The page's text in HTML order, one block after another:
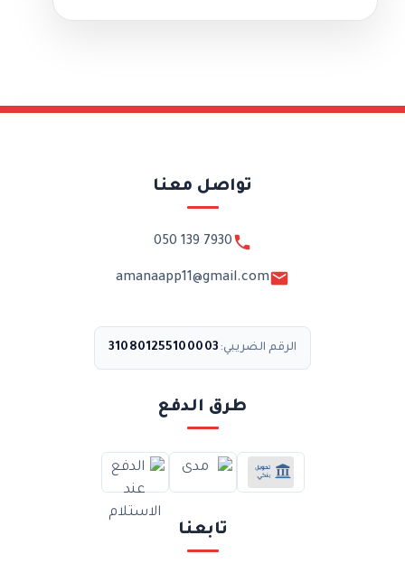
تواصل معنا
050 139 7930
amanaapp11@gmail.com
الرقم الضريبي: 310801255100003
طرق الدفع
تابعنا